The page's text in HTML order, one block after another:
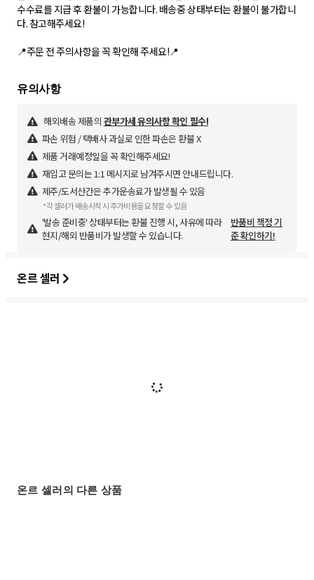
수수료를 지급 후 환불이 가능합니다. 배송중 상태부터는 환불이 불가합니
다. 참고해주세요!
유의사항
해외배송 제품의 관부가세 유의사항 확인 필수!
파손 위험 / 택배사 과실로 인한 파손은 환불 X
제품 거래예정일을 꼭 확인해주세요!
재입고 문의는 1:1 메시지로 남겨주시면 안내드립니다.
제주/도서산간은 추가운송료가 발생될 수 있음
*각 셀러가 배송시작 시 추가비용을 요청할 수 있음
'발송 준비중' 상태부터는 환불 진행 시, 사유에 따라
현지/해외 반품비가 발생할 수 있습니다.
반품비 책정 기
준 확인하기!
온르 셀러
온르 셀러의 다른 상품